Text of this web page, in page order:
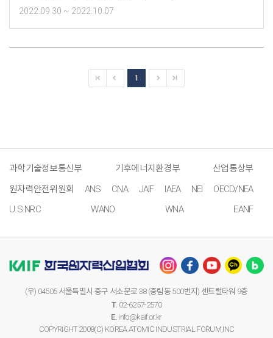
2022.09.30 ~ 2022.10.07
1
과학기술정보통신부 기후에너지환경부
산업통상부
원자력안전위원회
ANS CNA JAIF IAEA NEI
OECD/NEA
U.S.NRC
WANO WNA EANF
(우) 04505 서울특별시 중구 서소문로 38 (중림동 500번지) 센트럴타워 9층
T. 02-6257-2570
E. info@kaif.or.kr
COPYRIGHT 2008(C) KOREA ATOMIC INDUSTRIAL FORUM,INC